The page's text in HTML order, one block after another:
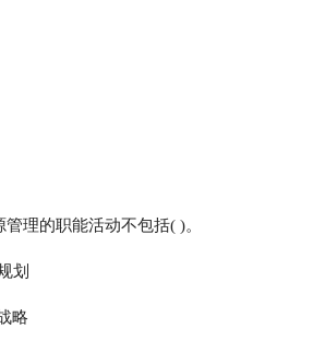
管理的职能活动不包括( )。
划
略